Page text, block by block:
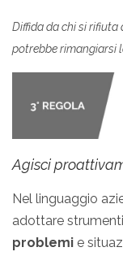
Diffida da chi si rifiuta
potrebbe rimangiarsi
Agisci
Nel linguaggio
adottare
problemi e